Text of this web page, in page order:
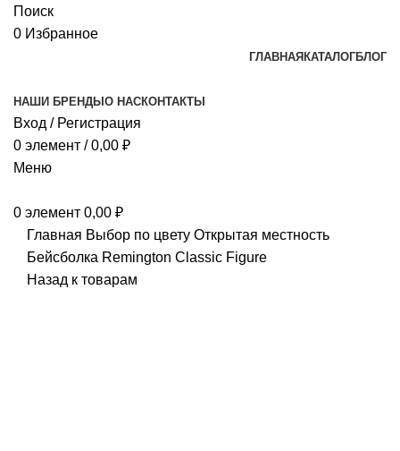
Поиск
0 Избранное
ГЛАВНАЯ КАТАЛОГБЛОГ
НАШИ БРЕНДЫ О НАСКОНТАКТЫ
Вход / Регистрация
0 элемент / 0,00 ₽
Меню
0 элемент 0,00 ₽
Главная Выбор по цвету Открытая местность
Бейсболка Remington Classic Figure
Назад к товарам